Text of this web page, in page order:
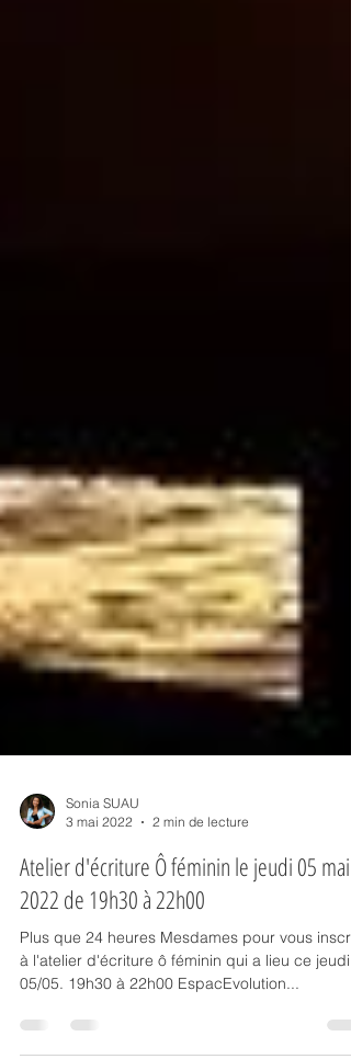
Sonia SUAU
3 mai 2022
2 min de lecture
Atelier d'écriture Ô féminin le jeudi 05 mai
2022 de 19h30 à 22h00
Plus que 24 heures Mesdames pour vous